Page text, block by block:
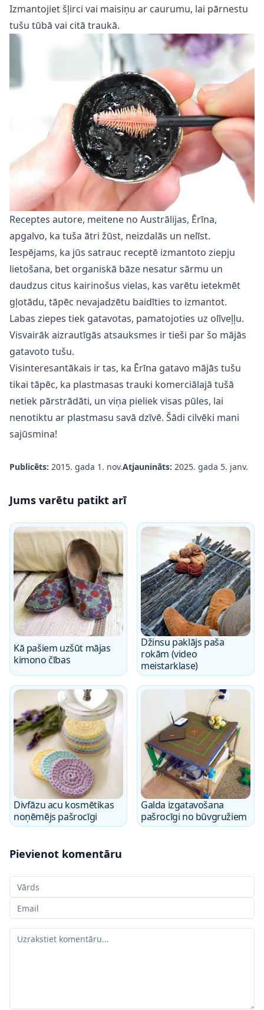
Izmantojiet šļirci vai maisiņu ar caurumu, lai pārnestu
tušu tūbā vai citā traukā.
Receptes autore, meitene no Austrālijas, Ērīna,
apgalvo, ka tuša ātri žūst, neizdalās un nelīst.
Iespējams, ka jūs satrauc receptē izmantoto ziepju
lietošana, bet organiskā bāze nesatur sārmu un
daudzus citus kairinošus vielas, kas varētu ietekmēt
gļotādu, tāpēc nevajadzētu baidīties to izmantot.
Labas ziepes tiek gatavotas, pamatojoties uz olīveļļu.
Visvairāk aizrautīgās atsauksmes ir tieši par šo mājās
gatavoto tušu.
Visinteresantākais ir tas, ka Ērīna gatavo mājās tušu
tikai tāpēc, ka plastmasas trauki komerciālajā tušā
netiek pārstrādāti, un viņa pieliek visas pūles, lai
nenotiktu ar plastmasu savā dzīvē. Šādi cilvēki mani
sajūsmina!
Publicēts: 2015. gada 1. nov.Atjaunināts: 2025. gada 5. janv.
Jums varētu patikt arī
Kā pašiem uzšūt mājas
kimono čības
Džinsu paklājs paša
rokām (video
meistarklase)
Divfāzu acu kosmētikas
noņēmējs pašrocīgi
Galda izgatavošana
pašrocīgi no būvgružiem
Pievienot komentāru
Jūsu vārds
Jūsu e-pasts
Jūsu komentārs